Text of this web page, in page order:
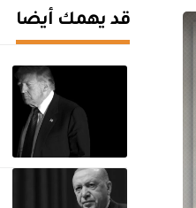
قد يهمك أيضا